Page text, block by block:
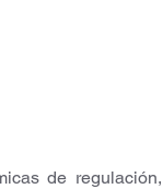
de regulación,